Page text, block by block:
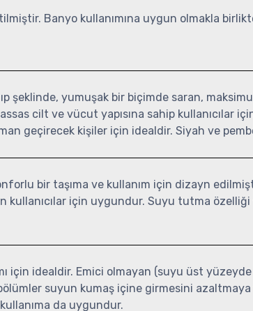
Banyo kullanımına uygun olmakla
şeklinde, yumuşak bir biçimde saran,
cilt ve vücut yapısına sahip kullanıcılar
geçirecek kişiler için idealdir. Siyah ve
bir taşıma ve kullanım için dizayn
için uygundur. Suyu tutma özelliği
için idealdir. Emici olmayan (suyu üst
suyun kumaş içine girmesini azaltmaya
da uygundur.